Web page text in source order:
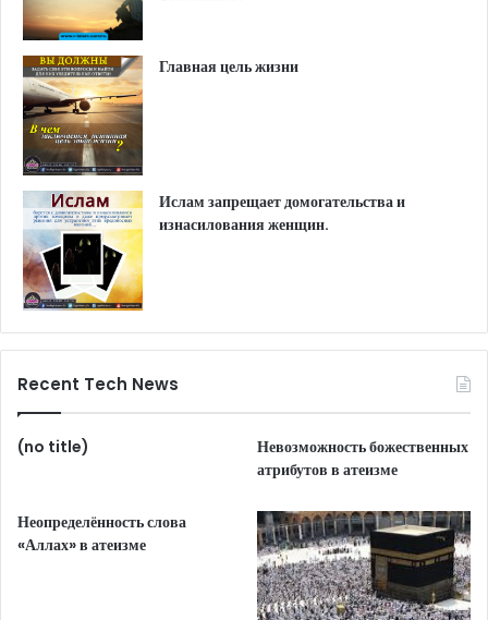
Главная цель жизни
Ислам запрещает домогательства и
изнасилования женщин.
Recent Tech News
(no title)
Невозможность божественных
атрибутов в атеизме
Неопределённость слова
«Аллах» в атеизме